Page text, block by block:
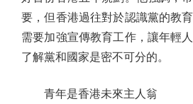
要，但香港過往對於認識黨的教
需要加強宣傳教育工作，讓年輕
了解黨和國家是密不可分的。
青年是香港未來主人翁